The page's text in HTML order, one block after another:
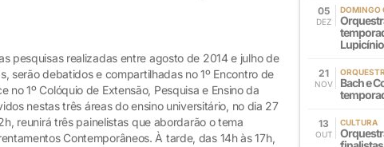
pesquisas realizadas entre agosto de 2014 e julho de
serão debatidos e compartilhadas no 1º Encontro de
no 1º Colóquio de Extensão, Pesquisa e Ensino da
nestas três áreas do ensino universitário, no dia 27
reunirá três painelistas que abordarão o tema
Contemporâneos. À tarde, das 14h às 17h,
05
DEZ
DOMINGO
21
NOV
Bach e
13
OUT
CULTURA